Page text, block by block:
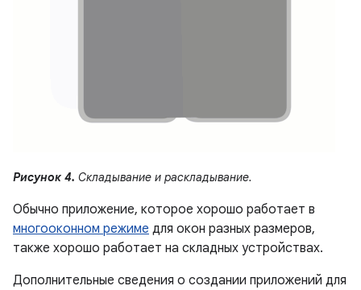
Рисунок 4. Складывание и раскладывание.
Обычно приложение, которое хорошо работает в
многооконном режиме для окон разных размеров,
также хорошо работает на складных устройствах.
Дополнительные сведения о создании приложений для